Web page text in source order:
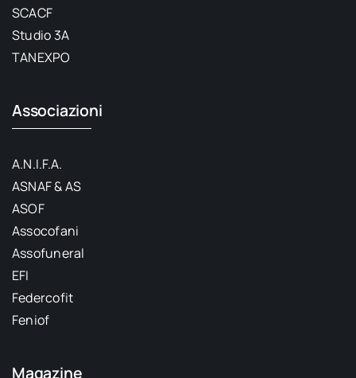
SCACF
Studio 3A
TANEXPO
Associazioni
A.N.I.F.A.
ASNAF & AS
ASOF
Assocofani
Assofuneral
EFI
Federcofit
Feniof
Magazine